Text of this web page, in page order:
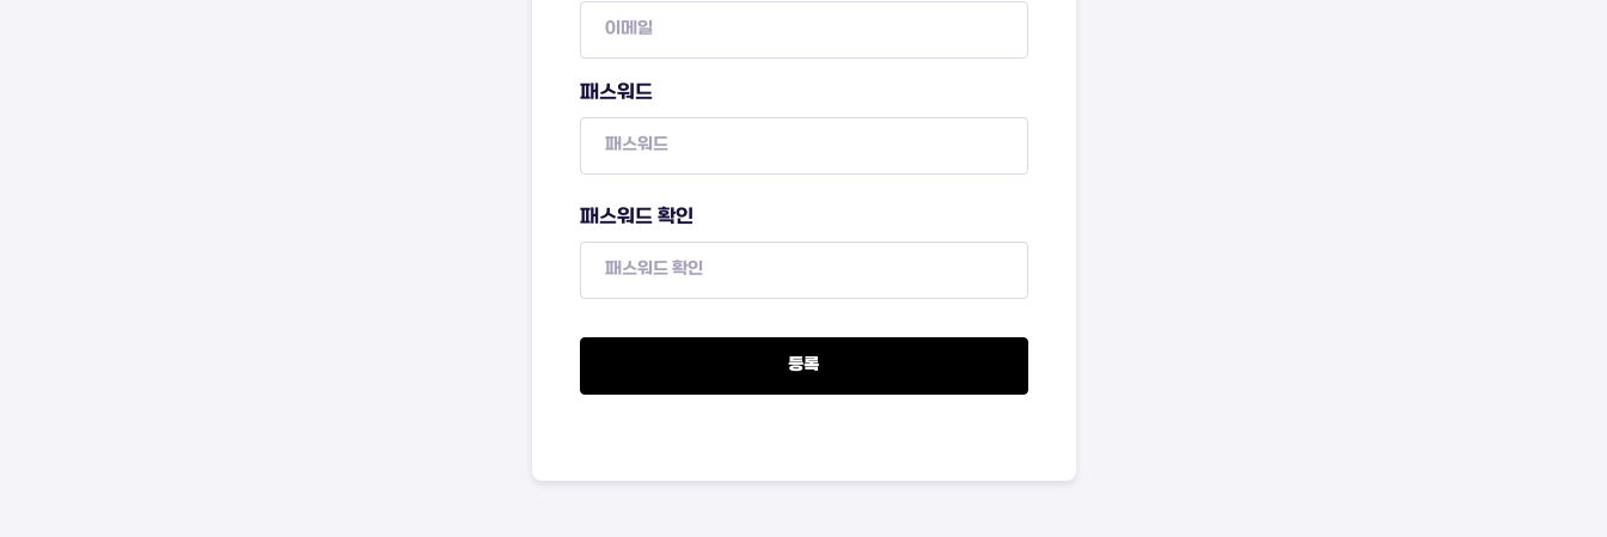
패스워드
패스워드 확인
등록